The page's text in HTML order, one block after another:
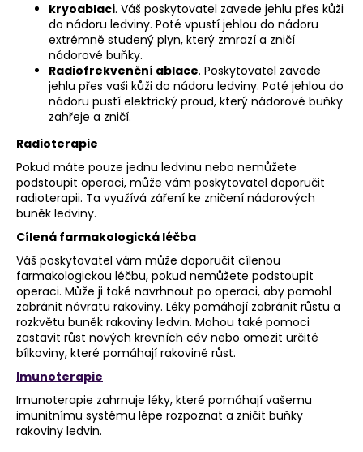
kryoablaci. Váš poskytovatel zavede jehlu přes kůži
do nádoru ledviny. Poté vpustí jehlou do nádoru
extrémně studený plyn, který zmrazí a zničí
nádorové buňky.
Radiofrekvenční ablace. Poskytovatel zavede
jehlu přes vaši kůži do nádoru ledviny. Poté jehlou do
nádoru pustí elektrický proud, který nádorové buňky
zahřeje a zničí.
Radioterapie
Pokud máte pouze jednu ledvinu nebo nemůžete
podstoupit operaci, může vám poskytovatel doporučit
radioterapii. Ta využívá záření ke zničení nádorových
buněk ledviny.
Cílená farmakologická léčba
Váš poskytovatel vám může doporučit cílenou
farmakologickou léčbu, pokud nemůžete podstoupit
operaci. Může ji také navrhnout po operaci, aby pomohl
zabránit návratu rakoviny. Léky pomáhají zabránit růstu a
rozkvětu buněk rakoviny ledvin. Mohou také pomoci
zastavit růst nových krevních cév nebo omezit určité
bílkoviny, které pomáhají rakovině růst.
Imunoterapie
Imunoterapie zahrnuje léky, které pomáhají vašemu
imunitnímu systému lépe rozpoznat a zničit buňky
rakoviny ledvin.